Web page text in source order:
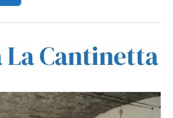
La Cantinetta